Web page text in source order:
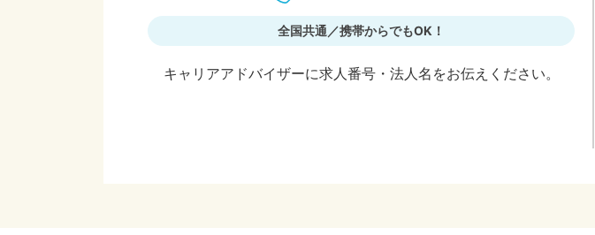
全国共通／携帯からでもOK！
キャリアアドバイザーに求人番号・法人名をお伝えください。